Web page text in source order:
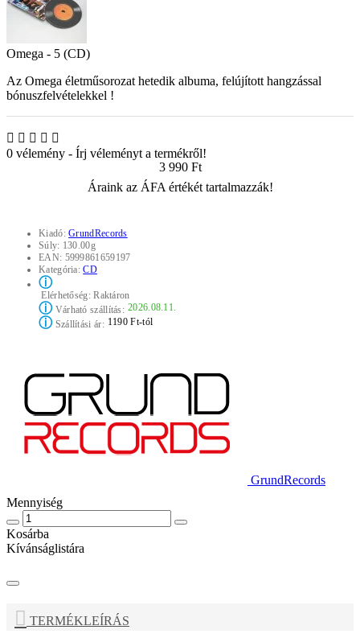
Omega - 5 (CD)
Az Omega életműsorozat hetedik albuma, felújított hangzással
bónuszfelvételekkel !
0 vélemény - Írj véleményt a termékről!
3 990 Ft
Áraink az ÁFA értékét tartalmazzák!
Kiadó:GrundRecords
Súly: 130.00g
EAN: 5999861659197
Kategória:CD
ⓘ
Elérhetőség:Raktáron
ⓘVárható szállítás: 2026.08.11.
ⓘSzállítási ár: 1190 Ft-tól
GrundRecords
Mennyiség
Kosárba
Kívánságlistára
TERMÉKLEÍRÁS